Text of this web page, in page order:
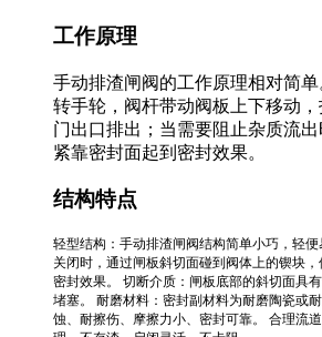
工作原理
手动排渣闸阀的工作原理相对简
转手轮，阀杆带动阀板上下移动
门出口排出；当需要阻止杂质流
紧靠密封面起到密封效果‌。
结构特点
轻型结构‌：手动排渣闸阀结构简单小巧，轻
关闭时，通过闸板斜切面碰到阀体上的锲块
密封效果。 ‌切断介质‌：闸板底部的斜切面具
堵塞‌。 ‌耐磨材料‌：密封副材料为耐磨陶瓷或
蚀、耐擦伤、摩擦力小、密封可靠‌。 ‌合理流